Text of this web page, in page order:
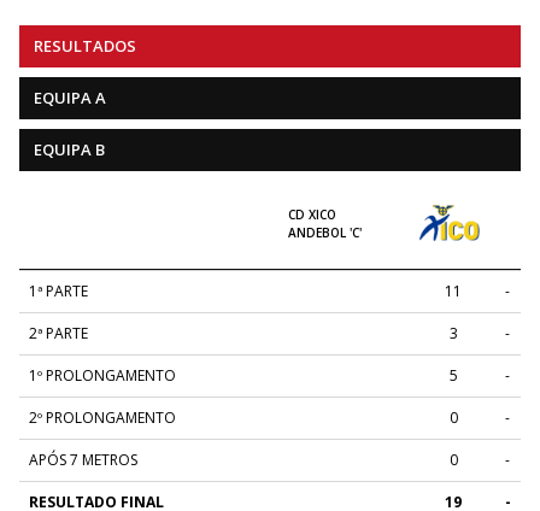
RESULTADOS
EQUIPA A
EQUIPA B
CD XICO
ANDEBOL 'C'
1ª PARTE 11 -
2ª PARTE 3 -
1º PROLONGAMENTO 5 -
2º PROLONGAMENTO 0 -
APÓS 7 METROS 0 -
RESULTADO FINAL 19 -